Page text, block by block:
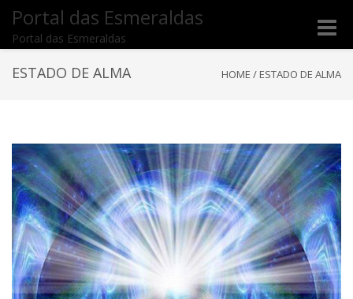
Portal das Esmeraldas
Portal das Esmeraldas
Toggle
ESTADO DE ALMA HOME / ESTADO DE ALMA